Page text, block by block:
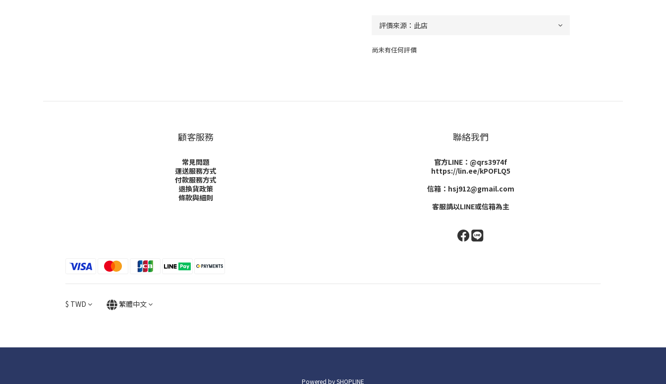
尚未有任何評價
顧客服務
常見問題
運送服務方式
付款服務方式
退換貨政策
條款與細則
聯絡我們
官方LINE：@qrs3974f
https://lin.ee/kPOFLQ5
信箱：hsj912@gmail.com
客服請以LINE或信箱為主
$ TWD 繁體中文
Powered by SHOPLINE